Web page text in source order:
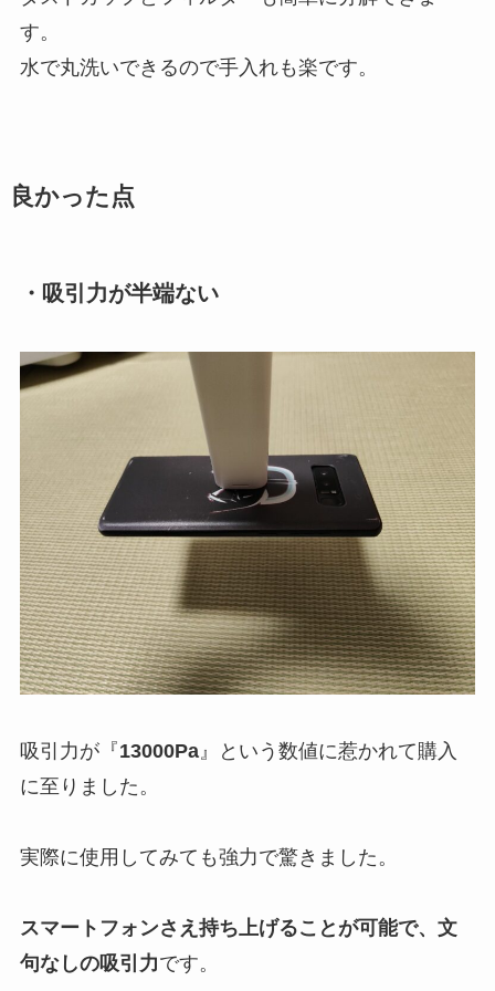
す。
水で丸洗いできるので手入れも楽です。
良かった点
・吸引力が半端ない
吸引力が『13000Pa』という数値に惹かれて購入
に至りました。
実際に使用してみても強力で驚きました。
スマートフォンさえ持ち上げることが可能で、文
句なしの吸引力です。